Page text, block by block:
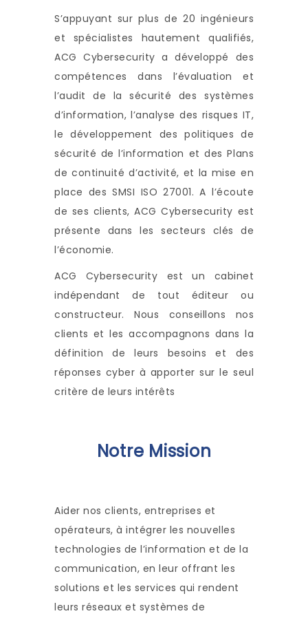
S’appuyant sur plus de 20 ingénieurs
et spécialistes hautement qualifiés,
ACG Cybersecurity a développé des
compétences dans l’évaluation et
l’audit de la sécurité des systèmes
d’information, l’analyse des risques IT,
le développement des politiques de
sécurité de l’information et des Plans
de continuité d’activité, et la mise en
place des SMSI ISO 27001. A l’écoute
de ses clients, ACG Cybersecurity est
présente dans les secteurs clés de
l’économie.
ACG Cybersecurity est un cabinet
indépendant de tout éditeur ou
constructeur. Nous conseillons nos
clients et les accompagnons dans la
définition de leurs besoins et des
réponses cyber à apporter sur le seul
critère de leurs intérêts
Notre Mission
Aider nos clients, entreprises et
opérateurs, à intégrer les nouvelles
technologies de l’information et de la
communication, en leur offrant les
solutions et les services qui rendent
leurs réseaux et systèmes de